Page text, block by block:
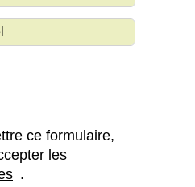
ce formulaire,
les
.